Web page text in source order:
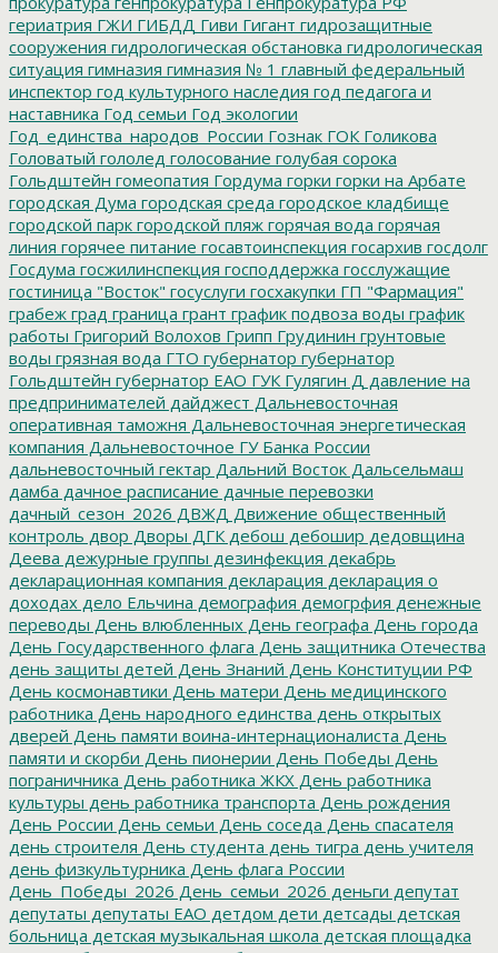
гериатрия ГЖИ ГИБДД Гиви Гигант гидрозащитные
сооружения гидрологическая обстановка гидрологическая
ситуация гимназия гимназия № 1 главный федеральный
инспектор год культурного наследия год педагога и
наставника Год семьи Год экологии
Год_единства_народов_России Гознак ГОК Голикова
Головатый гололед голосование голубая сорока
Гольдштейн гомеопатия Гордума горки горки на Арбате
городская Дума городская среда городское кладбище
городской парк городской пляж горячая вода горячая
линия горячее питание госавтоинспекция госархив госдолг
Госдума госжилинспекция господдержка госслужащие
гостиница "Восток" госуслуги госхакупки ГП "Фармация"
грабеж град граница грант график подвоза воды график
работы Григорий Волохов Грипп Грудинин грунтовые
воды грязная вода ГТО губернатор губернатор
Гольдштейн губернатор ЕАО ГУК Гулягин Д давление на
предпринимателей дайджест Дальневосточная
оперативная таможня Дальневосточная энергетическая
компания Дальневосточное ГУ Банка России
дальневосточный гектар Дальний Восток Дальсельмаш
дамба дачное расписание дачные перевозки
дачный_сезон_2026 ДВЖД Движение общественный
контроль двор Дворы ДГК дебош дебошир дедовщина
Деева дежурные группы дезинфекция декабрь
декларационная компания декларация декларация о
доходах дело Ельчина демография демогрфия денежные
переводы День влюбленных День географа День города
День Государственного флага День защитника Отечества
день защиты детей День Знаний День Конституции РФ
День космонавтики День матери День медицинского
работника День народного единства день открытых
дверей День памяти воина-интернационалиста День
памяти и скорби День пионерии День Победы День
пограничника День работника ЖКХ День работника
культуры день работника транспорта День рождения
День России День семьи День соседа День спасателя
день строителя День студента день тигра день учителя
день физкультурника День флага России
День_Победы_2026 День_семьи_2026 деньги депутат
депутаты депутаты ЕАО детдом дети детсады детская
больница детская музыкальная школа детская площадка